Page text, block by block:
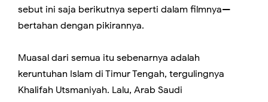
sebut ini saja berikutnya seperti dalam filmnya—
bertahan dengan pikirannya.
Muasal dari semua itu sebenarnya adalah
keruntuhan Islam di Timur Tengah, tergulingnya
Khalifah Utsmaniyah. Lalu, Arab Saudi